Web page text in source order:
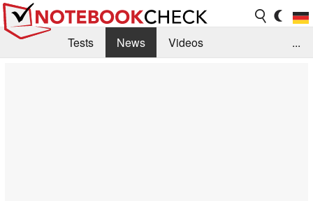
Tests News
Videos
...